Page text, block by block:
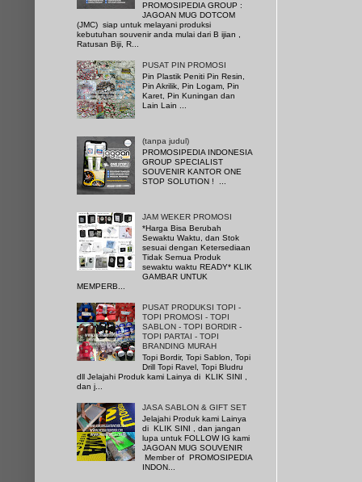
PROMOSIPEDIA GROUP :
JAGOAN MUG DOTCOM
(JMC) siap untuk melayani produksi
kebutuhan souvenir anda mulai dari B ijian ,
Ratusan Biji, R...
PUSAT PIN PROMOSI
Pin Plastik Peniti Pin Resin,
Pin Akrilik, Pin Logam, Pin
Karet, Pin Kuningan dan
Lain Lain ...
(tanpa judul)
PROMOSIPEDIA INDONESIA
GROUP SPECIALIST
SOUVENIR KANTOR ONE
STOP SOLUTION ! ...
JAM WEKER PROMOSI
*Harga Bisa Berubah
Sewaktu Waktu, dan Stok
sesuai dengan Ketersediaan
Tidak Semua Produk
sewaktu waktu READY* KLIK
GAMBAR UNTUK
MEMPERB...
PUSAT PRODUKSI TOPI -
TOPI PROMOSI - TOPI
SABLON - TOPI BORDIR -
TOPI PARTAI - TOPI
BRANDING MURAH
Topi Bordir, Topi Sablon, Topi
Drill Topi Ravel, Topi Bludru
dll Jelajahi Produk kami Lainya di KLIK SINI ,
dan j...
JASA SABLON & GIFT SET
Jelajahi Produk kami Lainya
di KLIK SINI , dan jangan
lupa untuk FOLLOW IG kami
JAGOAN MUG SOUVENIR
Member of PROMOSIPEDIA
INDON...